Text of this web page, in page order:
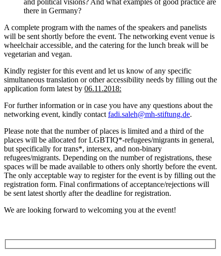
and political visions? And what examples of good practice are
there in Germany?
A complete program with the names of the speakers and panelists
will be sent shortly before the event. The networking event venue is
wheelchair accessible, and the catering for the lunch break will be
vegetarian and vegan.
Kindly register for this event and let us know of any specific
simultaneous translation or other accessibility needs by filling out the
application form latest by 06.11 .2018:
For further information or in case you have any questions about the
networking event, kindly contact fadi.saleh@mh-stiftung.de.
Please note that the number of places is limited and a third of the
places will be allocated for LGBTIQ*-refugees/migrants in general,
but specifically for trans*, intersex, and non-binary
refugees/migrants. Depending on the number of registrations, these
spaces will be made available to others only shortly before the event.
The only acceptable way to register for the event is by filling out the
registration form. Final confirmations of acceptance/rejections will
be sent latest shortly after the deadline for registration.
We are looking forward to welcoming you at the event!